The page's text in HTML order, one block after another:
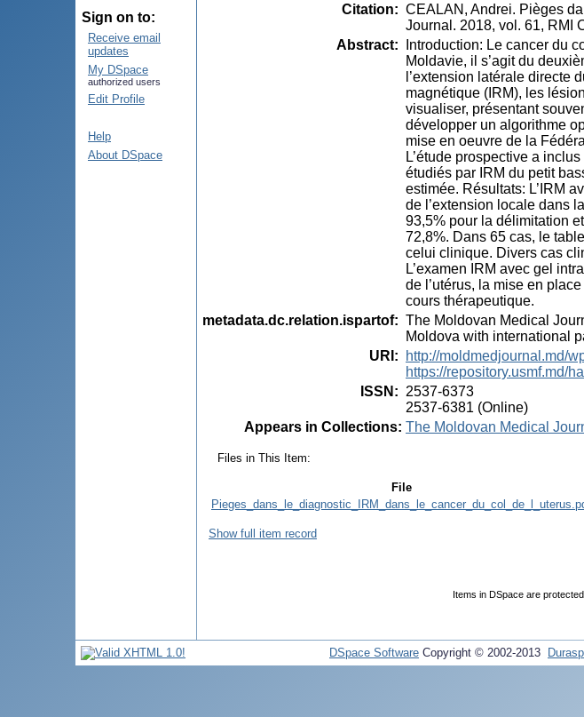
Sign on to:
Receive email
updates
My DSpace
authorized users
Edit Profile
Help
About DSpace
Citation: CEALAN, Andrei. Pièges
Journal. 2018, vol. 61, RMI
Abstract:
Introduction: Le cancer du
Moldavie, il s’agit du
l’extension latérale directe
magnétique (IRM), les
visualiser, présentant
développer un algorithme
mise en oeuvre de la
L’étude prospective a
étudiés par IRM du petit
estimée. Résultats: L’IRM
de l’extension locale dans
93,5% pour la délimitation
72,8%. Dans 65 cas, le
celui clinique. Divers cas
L’examen IRM avec gel
de l’utérus, la mise en
cours thérapeutique.
metadata.dc.relation.ispartof: The Moldovan Medical
Moldova with international
URI :
http://moldmedjournal.md/
https://repository.usmf.md/
ISSN : 2537-6373
2537-6381 (Online)
Appears in Collections: The Moldovan Medical
Files in This Item:
File
Show full item record
Items in DSpace are
DSpace Software Copyright © 2002-2013